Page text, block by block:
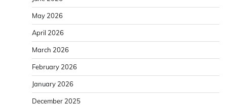
May 2026
April 2026
March 2026
February 2026
January 2026
December 2025